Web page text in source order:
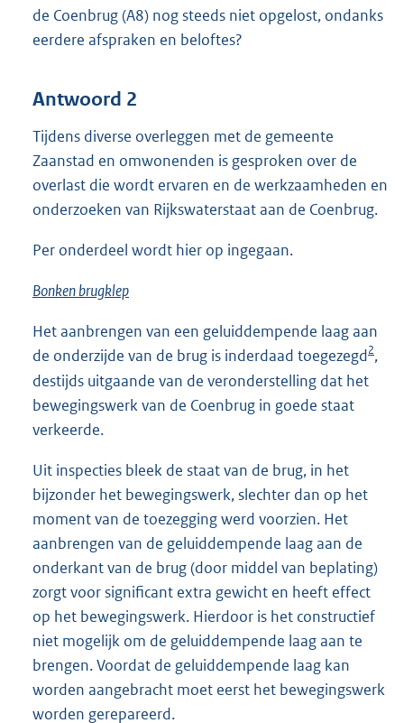
de Coenbrug (A8) nog steeds niet opgelost, ondanks
eerdere afspraken en beloftes?
Antwoord 2
Tijdens diverse overleggen met de gemeente
Zaanstad en omwonenden is gesproken over de
overlast die wordt ervaren en de werkzaamheden en
onderzoeken van Rijkswaterstaat aan de Coenbrug.
Per onderdeel wordt hier op ingegaan.
Bonken brugklep
Het aanbrengen van een geluiddempende laag aan
de onderzijde van de brug is inderdaad toegezegd2,
destijds uitgaande van de veronderstelling dat het
bewegingswerk van de Coenbrug in goede staat
verkeerde.
Uit inspecties bleek de staat van de brug, in het
bijzonder het bewegingswerk, slechter dan op het
moment van de toezegging werd voorzien. Het
aanbrengen van de geluiddempende laag aan de
onderkant van de brug (door middel van beplating)
zorgt voor significant extra gewicht en heeft effect
op het bewegingswerk. Hierdoor is het constructief
niet mogelijk om de geluiddempende laag aan te
brengen. Voordat de geluiddempende laag kan
worden aangebracht moet eerst het bewegingswerk
worden gerepareerd.